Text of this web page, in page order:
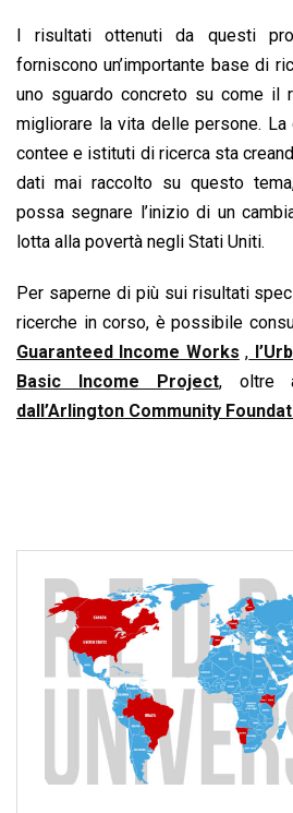
I risultati ottenuti da questi
forniscono un’importante base di
uno sguardo concreto su come il
migliorare la vita delle persone. La
contee e istituti di ricerca sta
dati mai raccolto su questo
possa segnare l’inizio di un
lotta alla povertà negli Stati Uniti.
Per saperne di più sui risultati
ricerche in corso, è possibile
Guaranteed Income Works ,
Basic Income Project, oltre
dall’Arlington Community